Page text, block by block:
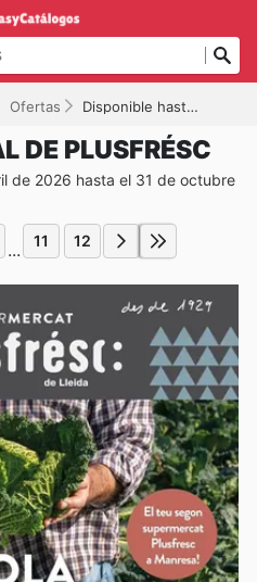
Ofertas Disponible hasta el 31/10/2026
DE PLUSFRÉSC
de 2026 hasta el 31 de octubre
... 11 12